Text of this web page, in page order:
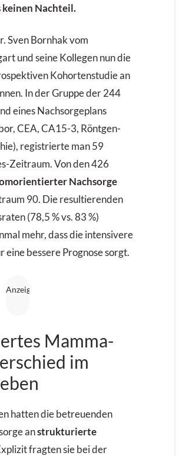
keinen Nachteil.
Sven Bornhak vom
und seine Kollegen nun die
Kohortenstudie an
In der Gruppe der 244
eines Nachsorgeplans
CEA, CA15-3, Röntgen-
registrierte man 59
Zeitraum. Von den 426
Nachsorge
90. Die resultierenden
(78,5 % vs. 83 %)
mehr, dass die intensivere
bessere Prognose sorgt.
Mamma-
im
hatten die betreuenden
anstrukturierte
fragten sie bei der